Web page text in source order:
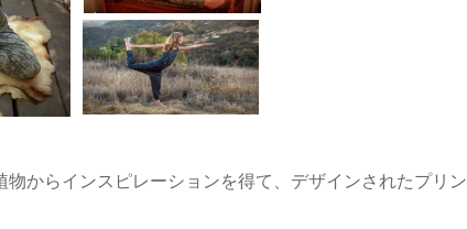
からインスピレーションを得て、デザインされたプリン